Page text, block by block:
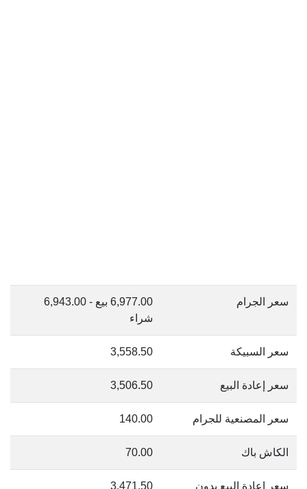
سعر الجرام
6,977.00 بيع - 6,943.00
شراء
سعر السبيكة 3,558.50
سعر إعادة البيع 3,506.50
سعر المصنعية للجرام 140.00
الكاش باك 70.00
سعر إعادة البيع بدون 3,471.50